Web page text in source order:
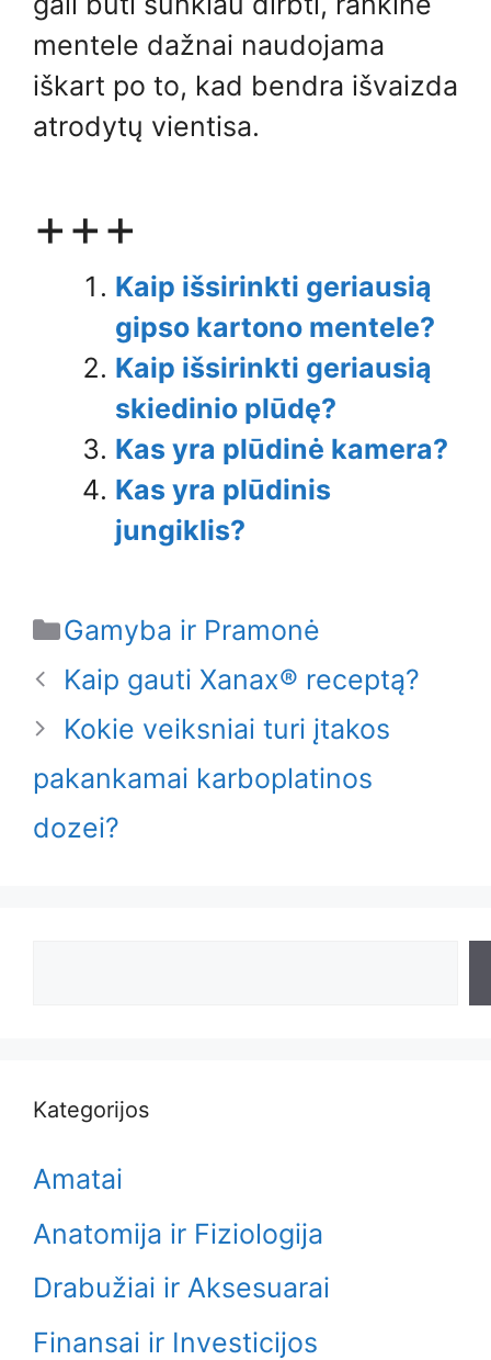
mentele dažnai naudojama
iškart po to, kad bendra išvaizda
atrodytų vientisa.
+++
Kaip išsirinkti geriausią
gipso kartono mentele?
Kaip išsirinkti geriausią
skiedinio plūdę?
Kas yra plūdinė kamera?
Kas yra plūdinis
jungiklis?
Categories
Gamyba ir Pramonė
Kaip gauti Xanax® receptą?
Kokie veiksniai turi įtakos
pakankamai karboplatinos
dozei?
Kategorijos
Amatai
Anatomija ir Fiziologija
Drabužiai ir Aksesuarai
Finansai ir Investicijos